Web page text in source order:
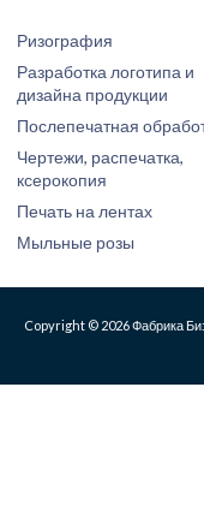
Ризография
Разработка логотипа и
дизайна продукции
Послепечатная
Чертежи, распечатка,
ксерокопия
Печать на лентах
Мыльные розы
Copyright © 2026 Фабрика